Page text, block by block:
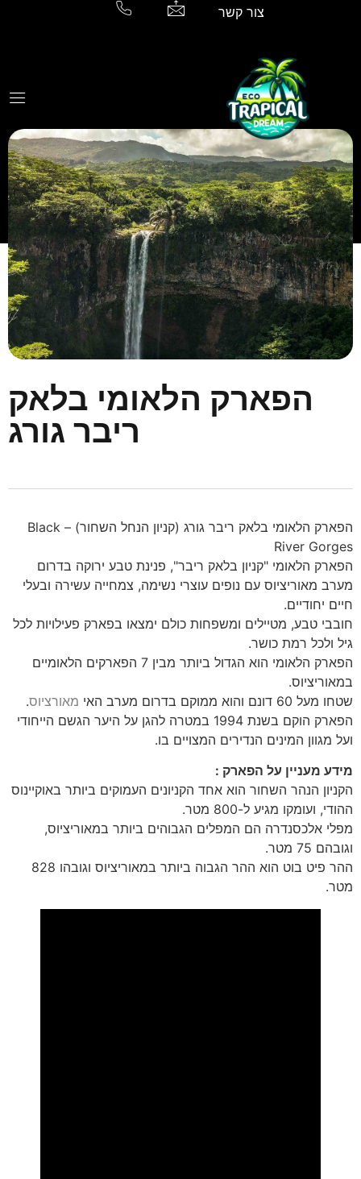
צור קשר
הפארק הלאומי בלאק
ריבר גורג
הפארק הלאומי בלאק ריבר גורג (קניון הנחל השחור) – Black
River Gorges
הפארק הלאומי "קניון בלאק ריבר", פנינת טבע ירוקה בדרום
מערב מאוריציוס עם נופים עוצרי נשימה, צמחייה עשירה ובעלי
חיים יחודיים.
חובבי טבע, מטיילים ומשפחות כולם ימצאו בפארק פעילויות לכל
גיל ולכל רמת כושר.
הפארק הלאומי הוא הגדול ביותר מבין 7 הפארקים הלאומיים
במאוריציוס.
שטחו מעל 60 דונם והוא ממוקם בדרום מערב האי
מאורציוס.
הפארק הוקם בשנת 1994 במטרה להגן על היער הגשם הייחודי
ועל מגוון המינים הנדירים המצויים בו.
מידע מעניין על הפארק :
הקניון הנהר השחור הוא אחד הקניונים העמוקים ביותר באוקיינוס
​​ההודי, ועומקו מגיע ל-800 מטר.
מפלי אלכסנדרה הם המפלים הגבוהים ביותר במאוריציוס,
וגובהם 75 מטר.
ההר פיט בוט הוא ההר הגבוה ביותר במאוריציוס וגובהו 828
מטר.